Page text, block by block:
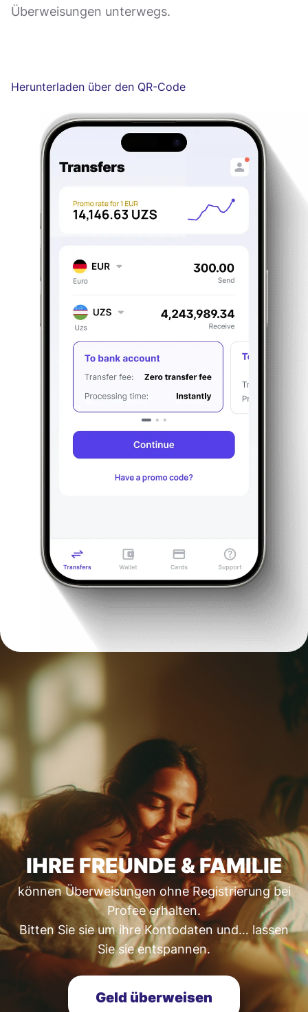
Überweisungen unterwegs.
Herunterladen über den QR-Code
IHRE FREUNDE & FAMILIE
können Überweisungen ohne Registrierung bei
Profee erhalten.
Bitten Sie sie um ihre Kontodaten und… lassen
Sie sie entspannen.
Geld überweisen